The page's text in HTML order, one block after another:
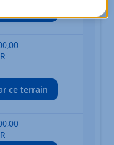
ce terrain